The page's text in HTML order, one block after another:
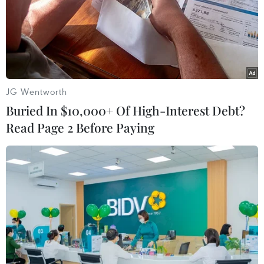
toán giao nhiệm vụ
06/08/2026 00:56
Quy định chi tiết về thủ tục cấp phép
thành lập Sở giao dịch hàng hóa
Foxconn đạt doanh thu cao kỷ lục
nhờ nhu cầu mạnh đối với AI
05/08/2026 13:41
Hãng Walt Disney ký thỏa thuận
chưa từng có tiền lệ với TikTok
JG Wentworth
Buried In $10,000+ Of High-Interest Debt?
Read Page 2 Before Paying